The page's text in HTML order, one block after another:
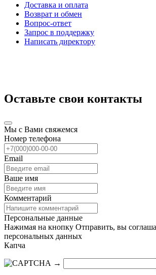
Доставка и оплата
Возврат и обмен
Вопрос-ответ
Запрос в поддержку
Написать директору
Оставьте свои контакты
Мы с Вами свяжемся
Номер телефона
Email
Ваше имя
Комментарий
Персональные данные
Нажимая на кнопку Отправить, вы
персональных данных
Капча
→